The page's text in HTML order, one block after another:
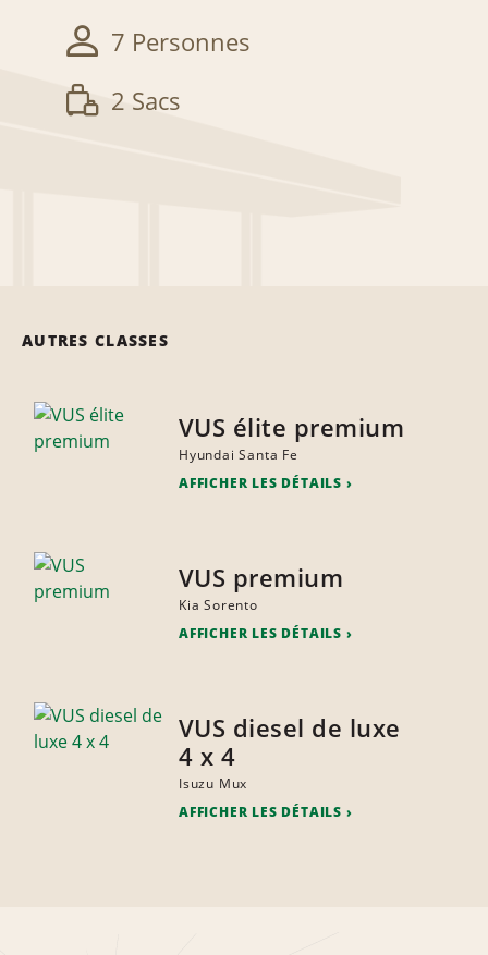
7 Personnes
2 Sacs
AUTRES CLASSES
VUS élite premium
Hyundai Santa Fe
AFFICHER LES DÉTAILS
VUS premium
Kia Sorento
AFFICHER LES DÉTAILS
VUS diesel de luxe
4 x 4
Isuzu Mux
AFFICHER LES DÉTAILS